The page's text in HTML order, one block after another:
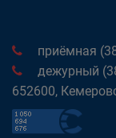
приёмная
дежурный
652600,